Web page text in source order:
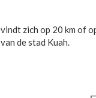
zich op 20 km of
de stad Kuah.